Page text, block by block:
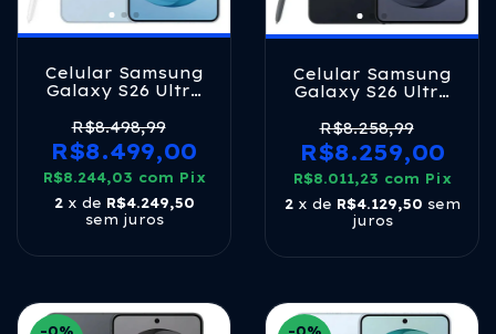
Celular Samsung
Galaxy S26 Ultra
Ram, Câmera
Quádrupla, Tela
Grande De 6.9 Azul
R$8.498,99
R$8.499,00
R$8.244,03 com Pix
2 x de R$4.249,50
sem juros
Celular Samsung
Galaxy S26 Ultra
Ram, Câmera
Quádrupla, Tela
Grande De 6.9
Preto
R$8.258,99
R$8.259,00
R$8.011,23 com Pix
2 x de R$4.129,50 sem
juros